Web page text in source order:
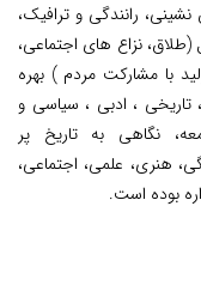
رانندگی و ترافیک،
نزاع های اجتماعی،
با مشارکت مردم ) بهره
، ادبی ، سیاسی و
نگاهی به تاریخ پر
هنری، علمی، اجتماعی،
بوده است.